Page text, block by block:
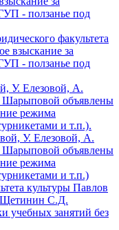
факультета
взыскание за
- ползанье под
У. Елезовой, А.
Шарыповой объявлены
режима
и т.п.)